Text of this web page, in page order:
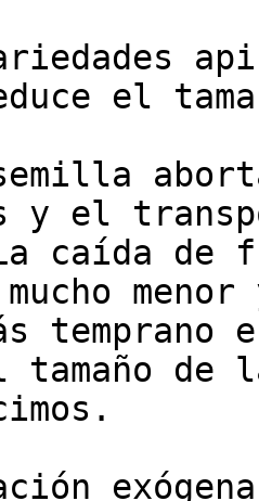
el
y el
caída de
tamaño de